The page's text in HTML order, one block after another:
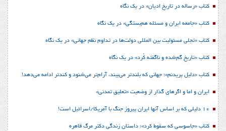
کتاب «رساله در تاریخ ادیان» در یک نگاه
کتاب «جامعه ایران و مسئله هم‌بستگی» در یک نگاه
کتاب «تجلی مسئولیت بین المللی دولت‌ها در تداوم نظم جهانی» در یک نگاه
کتاب «تاریخ گم‌شده و ناگفته کُرد» در یک نگاه
کتاب «دلیل پریدنم»؛ جهانی که بلندتر می‌بیند، آرام‌تر می‌شنود و کندتر ادامه می‌دهد!
ایران و اما و اگرهای گذار از وضعیت «تعلیق تمدنی»
10 دلیلی که بر اساس آنها ایران پیروز جنگ با آمریکا/اسرائیل است!
کتاب «جاسوسی که سقوط کرد»؛ داستان زندگی دکتر مرگ قاهره